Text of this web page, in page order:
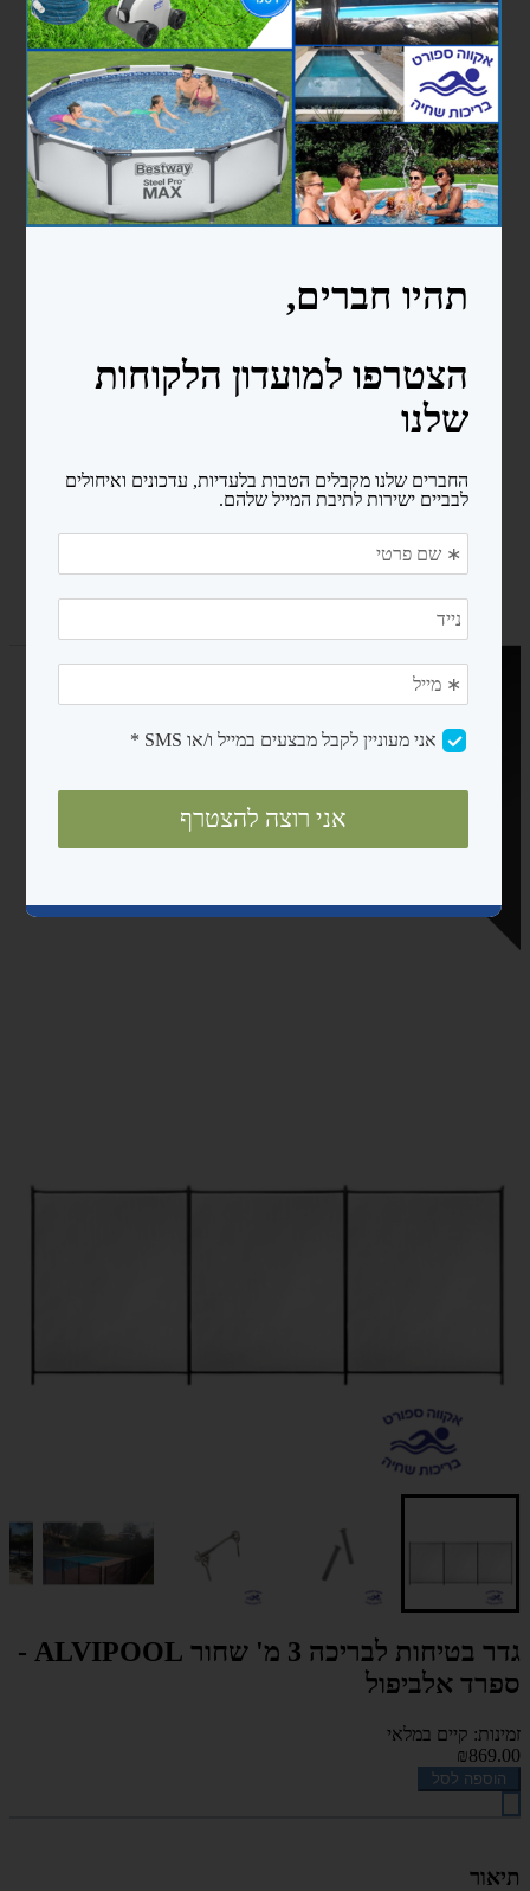
מעקות
סולמות
בריכות פיברגלס
חימום המים
משאבות לבריכות שחיה
משאבות לבריכות ניידות
משאבות לבריכות בנויות
קיטים משאבה + מסנן חול
רובוטים ושואבים
פילטרים ומסננים
פילטרים קרטריג'
כיסויים ומשטחי הגנה
משטחי הגנה (פלציב)
מכשירי מלח ובקרים לבריכה
צנרת ואביזרי PVC
נגישות ובטיחות
מדריכים
גדר בטיחות לבריכה 3 מ' שחור ALVIPOOL -
ספרד אלביפול
זמינות: קיים במלאי
₪869.00
הוספה לסל
תיאור